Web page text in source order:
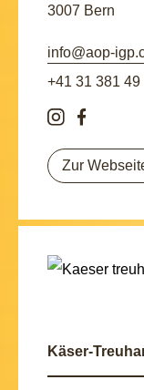
3007 Bern
info@aop-
+41 31 381 49
Zur
Käser-